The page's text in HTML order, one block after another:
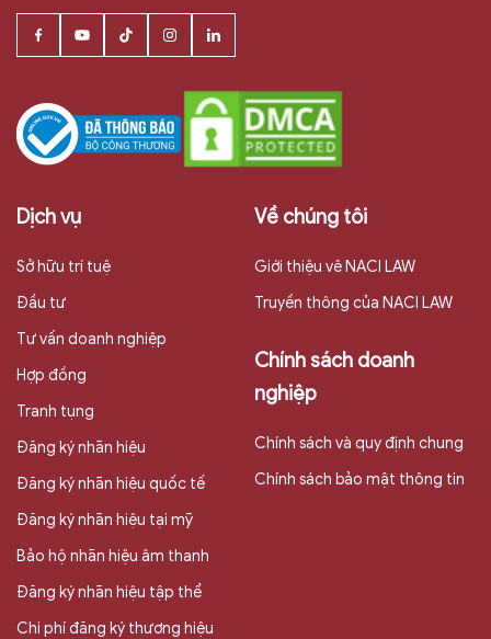
Dịch vụ
Sở hữu trí tuệ
Đầu tư
Tư vấn doanh nghiệp
Hợp đồng
Tranh tụng
Đăng ký nhãn hiệu
Đăng ký nhãn hiệu quốc tế
Đăng ký nhãn hiệu tại mỹ
Bảo hộ nhãn hiệu âm thanh
Đăng ký nhãn hiệu tập thể
Chi phí đăng ký thương hiệu
Về chúng tôi
Giới thiệu vê NACI LAW
Truyền thông của NACI LAW
Chính sách doanh
nghiệp
Chính sách và quy định chung
Chính sách bảo mật thông tin